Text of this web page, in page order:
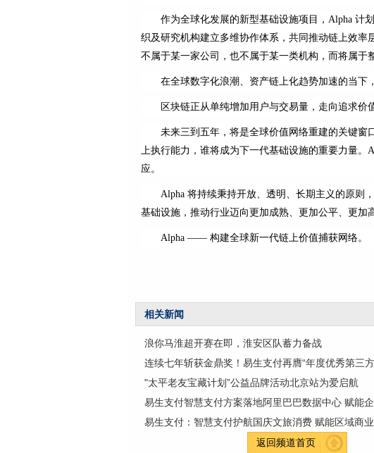
作为全球化发展的新型基础设施项目，Alpha 计
织及研究机构建立多维协作体系，共同推动链上效
不属于某一家公司，也不属于某一类机构，而将属于
在全球数字化浪潮、资产链上化趋势加速的当下
区块链正从单纯增加用户与交易量，走向追求价
未来三到五年，将是全球价值网络重建的关键
上执行能力，谁将成为下一代基础设施的重要力量
应。
Alpha 将持续秉持开放、透明、长期主义的原则
基础设施，推动行业迈向更加成熟、更加公平、更加
Alpha —— 构建全球新一代链上价值捕获网络。
相关新闻
浪你马淮超开赛在即，淮安区队蓄力备战
连续七年斩获金鼎奖！易生支付再膺“年度优秀第三方
"太平老友宝藏计划”公益品牌活动北京站为爱启航
易生支付智慧支付方案落地阿里巴巴数据中心 赋能企
易生支付：智慧支付护航国庆文旅消费 赋能区域商业
返回频道首页